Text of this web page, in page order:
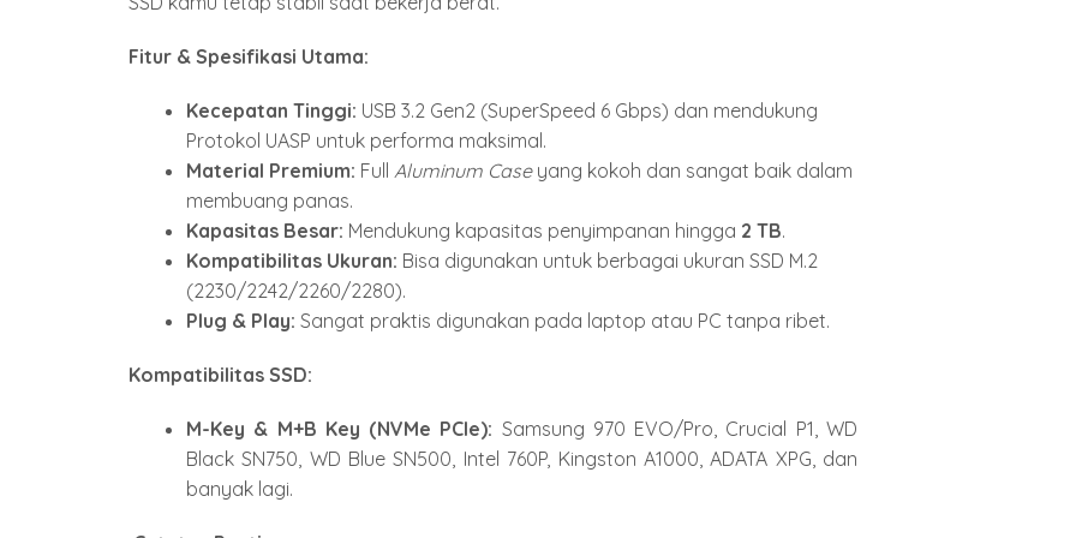
Fitur & Spesifikasi Utama:
Kecepatan Tinggi: USB 3.2 Gen2 (SuperSpeed 6 Gbps) dan mendukung
Protokol UASP untuk performa maksimal.
Material Premium: Full Aluminum Caseyang kokoh dan sangat baik dalam
membuang panas.
Kapasitas Besar: Mendukung kapasitas penyimpanan hingga 2 TB.
Kompatibilitas Ukuran: Bisa digunakan untuk berbagai ukuran SSD M.2
(2230/2242/2260/2280).
Plug & Play: Sangat praktis digunakan pada laptop atau PC tanpa ribet.
Kompatibilitas SSD:
M-Key & M+B Key (NVMe PCIe): Samsung 970 EVO/Pro, Crucial P1, WD
Black SN750, WD Blue SN500, Intel 760P, Kingston A1000, ADATA XPG, dan
banyak lagi.